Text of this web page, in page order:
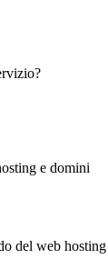
e domini
del web hosting